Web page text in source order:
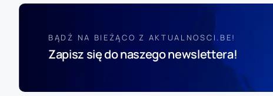
BĄDŹ NA BIEŻĄCO Z AKTUALNOSCI.BE!
Zapisz się do naszego newslettera!